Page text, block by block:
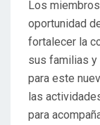
Los
oportunidad
fortalecer la
sus familias y
para este
las
para